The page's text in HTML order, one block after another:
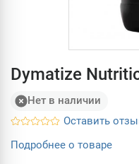
Dymatize
Нет в наличии
Оставить
Подробнее о товаре